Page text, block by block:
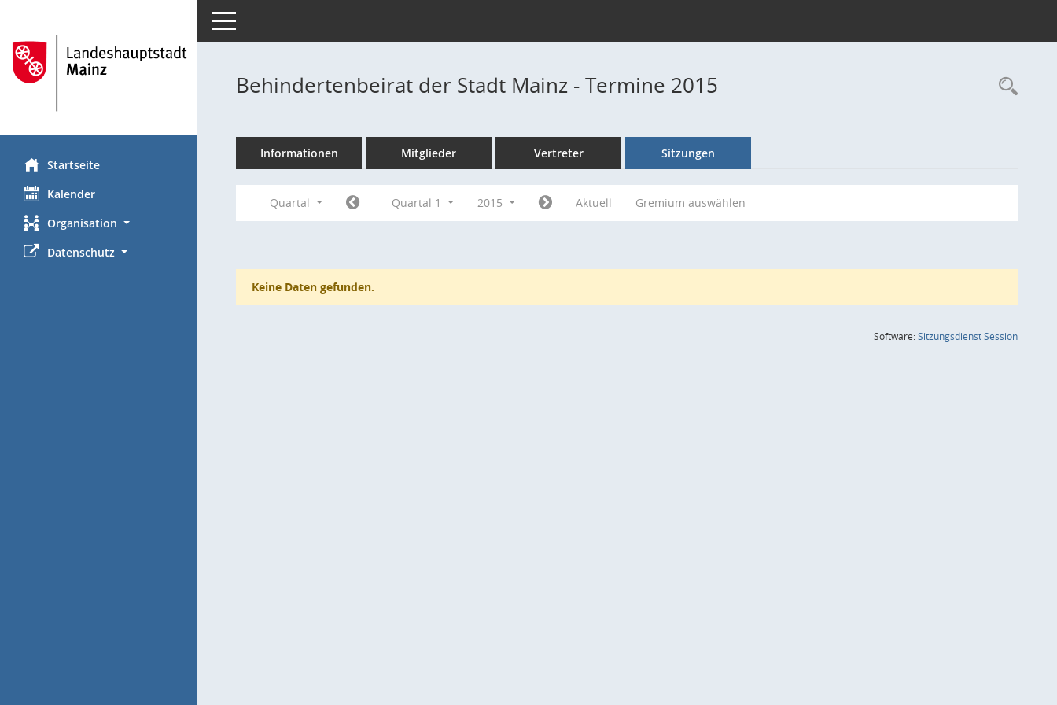
Startseite
Kalender
Organisation
Datenschutz
Toggle navigation
Behindertenbeirat der Stadt Mainz - Termine 2015
Informationen Mitglieder Vertreter Sitzungen
Quartal Quartal 1 2015 Aktuell Gremium auswählen
Keine Daten gefunden.
Software:SitzungsdienstSession(Wird in